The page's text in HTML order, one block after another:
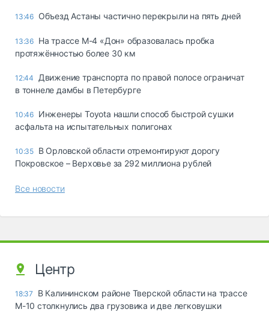
13:46 Объезд Астаны частично перекрыли на пять дней
13:36 На трассе М-4 «Дон» образовалась пробка
протяжённостью более 30 км
12:44
Движение транспорта по правой полосе ограничат
в тоннеле дамбы в Петербурге
10:46 Инженеры Toyota нашли способ быстрой сушки
асфальта на испытательных полигонах
10:35 В Орловской области отремонтируют дорогу
Покровское – Верховье за 292 миллиона рублей
Все новости
Центр
18:37
В Калининском районе Тверской области на трассе
М-10 столкнулись два грузовика и две легковушки